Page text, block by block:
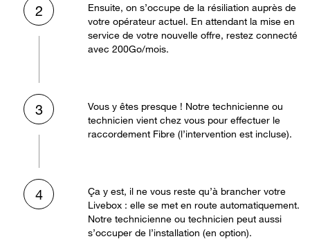
2
Ensuite, on s’occupe de la résiliation auprès de
votre opérateur actuel. En attendant la mise en
service de votre nouvelle offre, restez connecté
avec 200Go/mois.
3
Vous y êtes presque ! Notre technicienne ou
technicien vient chez vous pour effectuer le
raccordement Fibre (l’intervention est incluse).
4
Ça y est, il ne vous reste qu’à brancher votre
Livebox : elle se met en route automatiquement.
Notre technicienne ou technicien peut aussi
s’occuper de l’installation (en option).